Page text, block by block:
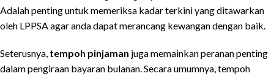
Adalah penting untuk memeriksa kadar terkini yang ditawarkan
oleh LPPSA agar anda dapat merancang kewangan dengan baik.
Seterusnya, tempoh pinjaman juga memainkan peranan penting
dalam pengiraan bayaran bulanan. Secara umumnya, tempoh